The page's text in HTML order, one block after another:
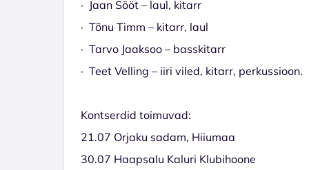
· Jaan Sööt – laul, kitarr
· Tõnu Timm – kitarr, laul
· Tarvo Jaaksoo – basskitarr
· Teet Velling – iiri viled, kitarr,
Kontserdid toimuvad:
21.07 Orjaku sadam, Hiiumaa
30.07 Haapsalu Kaluri Klubihoone